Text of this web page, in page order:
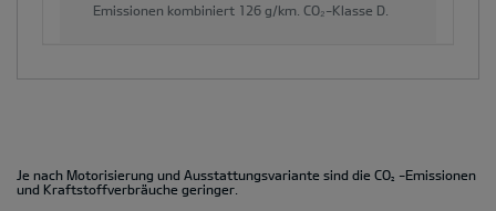
Emissionen kombiniert 126 g/km. CO₂-Klasse D.
Je nach Motorisierung und Ausstattungsvariante sind die CO2
-Emissionen
und Kraftstoffverbräuche geringer.